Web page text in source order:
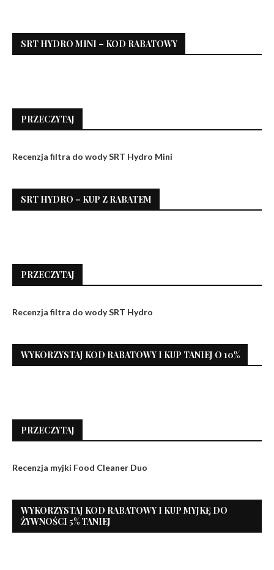
SRT HYDRO MINI – KOD RABATOWY
PRZECZYTAJ
Recenzja filtra do wody SRT Hydro Mini
SRT HYDRO – KUP Z RABATEM
PRZECZYTAJ
Recenzja filtra do wody SRT Hydro
WYKORZYSTAJ KOD RABATOWY I KUP TANIEJ O 10%
PRZECZYTAJ
Recenzja myjki Food Cleaner Duo
WYKORZYSTAJ KOD RABATOWY I KUP MYJKĘ DO
ŻYWNOŚCI 5% TANIEJ